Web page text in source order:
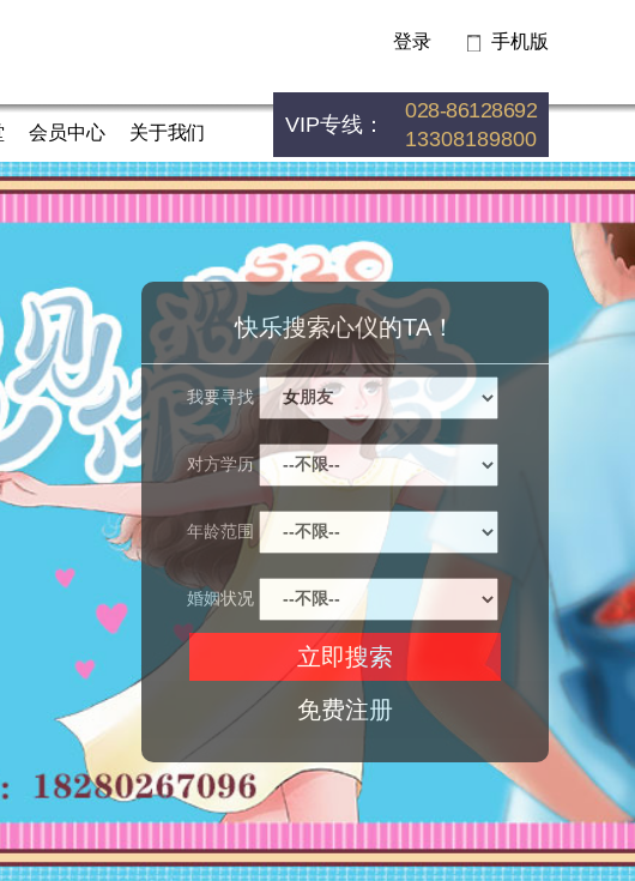
登录 手机版
会员中心 关于我们 VIP专线：
028-86128692
13308189800
快乐搜索心仪的TA！
我要寻找
对方学历
年龄范围
婚姻状况
免费注册